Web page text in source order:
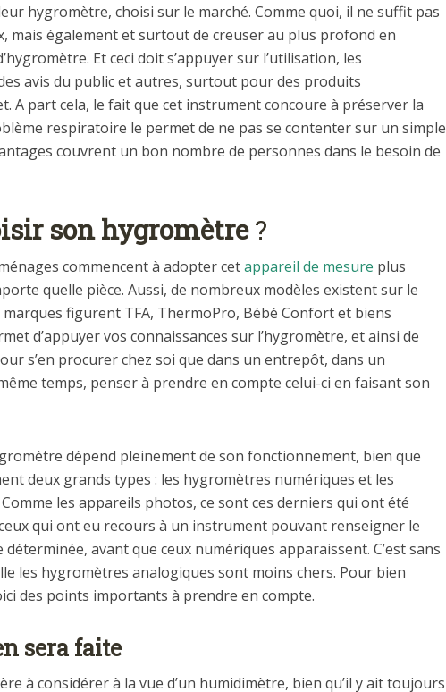
hygromètre, choisi sur le marché. Comme quoi, il ne suffit pas
mais également et surtout de creuser au plus profond en
Et ceci doit s’appuyer sur l’utilisation, les
avis du public et autres, surtout pour des produits
A part cela, le fait que cet instrument concoure à préserver la
respiratoire le permet de ne pas se contenter sur un simple
couvrent un bon nombre de personnes dans le besoin de
son hygromètre?
commencent à adopter cetappareil de mesure plus
quelle pièce. Aussi, de nombreux modèles existent sur le
figurent TFA, ThermoPro, Bébé Confort et biens
d’appuyer vos connaissances sur l’hygromètre, et ainsi de
s’en procurer chez soi que dans un entrepôt, dans un
temps, penser à prendre en compte celui-ci en faisant son
dépend pleinement de son fonctionnement, bien que
deux grands types : les hygromètres numériques et les
les appareils photos, ce sont ces derniers qui ont été
qui ont eu recours à un instrument pouvant renseigner le
déterminée, avant que ceux numériques apparaissent. C’est sans
les hygromètres analogiques sont moins chers. Pour bien
des points importants à prendre en compte.
sera faite
à considérer à la vue d’un humidimètre, bien qu’il y ait toujours